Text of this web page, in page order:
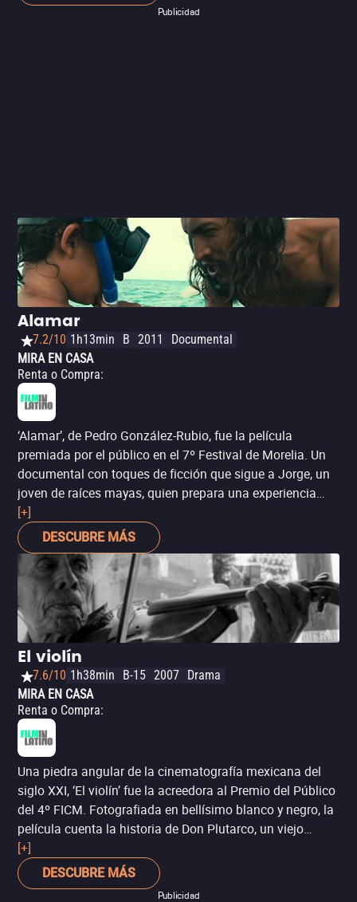
Publicidad
Alamar
7.2/10 1h13min B 2011
Documental
MIRA EN CASA
Renta o Compra:
‘Alamar’, de Pedro González-Rubio, fue la película
premiada por el público en el 7º Festival de Morelia. Un
documental con toques de ficción que sigue a Jorge, un
joven de raíces mayas, quien prepara una experiencia
inolvidable para su hijo Natan, quien se irá a vivir con su
madre italiana.
[+]
DESCUBRE MÁS
El violín
7.6/10 1h38min B-15 2007 Drama
MIRA EN CASA
Renta o Compra:
Una piedra angular de la cinematografía mexicana del
siglo XXI, ‘El violín’ fue la acreedora al Premio del Público
del 4º FICM. Fotografiada en bellísimo blanco y negro, la
película cuenta la historia de Don Plutarco, un viejo
músico campesino que también ayuda al movimiento
guerrillero que resiste a los militares.
[+]
DESCUBRE MÁS
Publicidad